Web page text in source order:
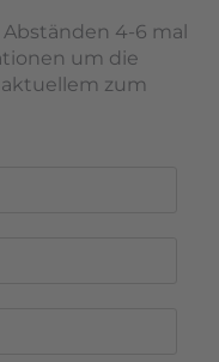
4-6 mal
um die
zum